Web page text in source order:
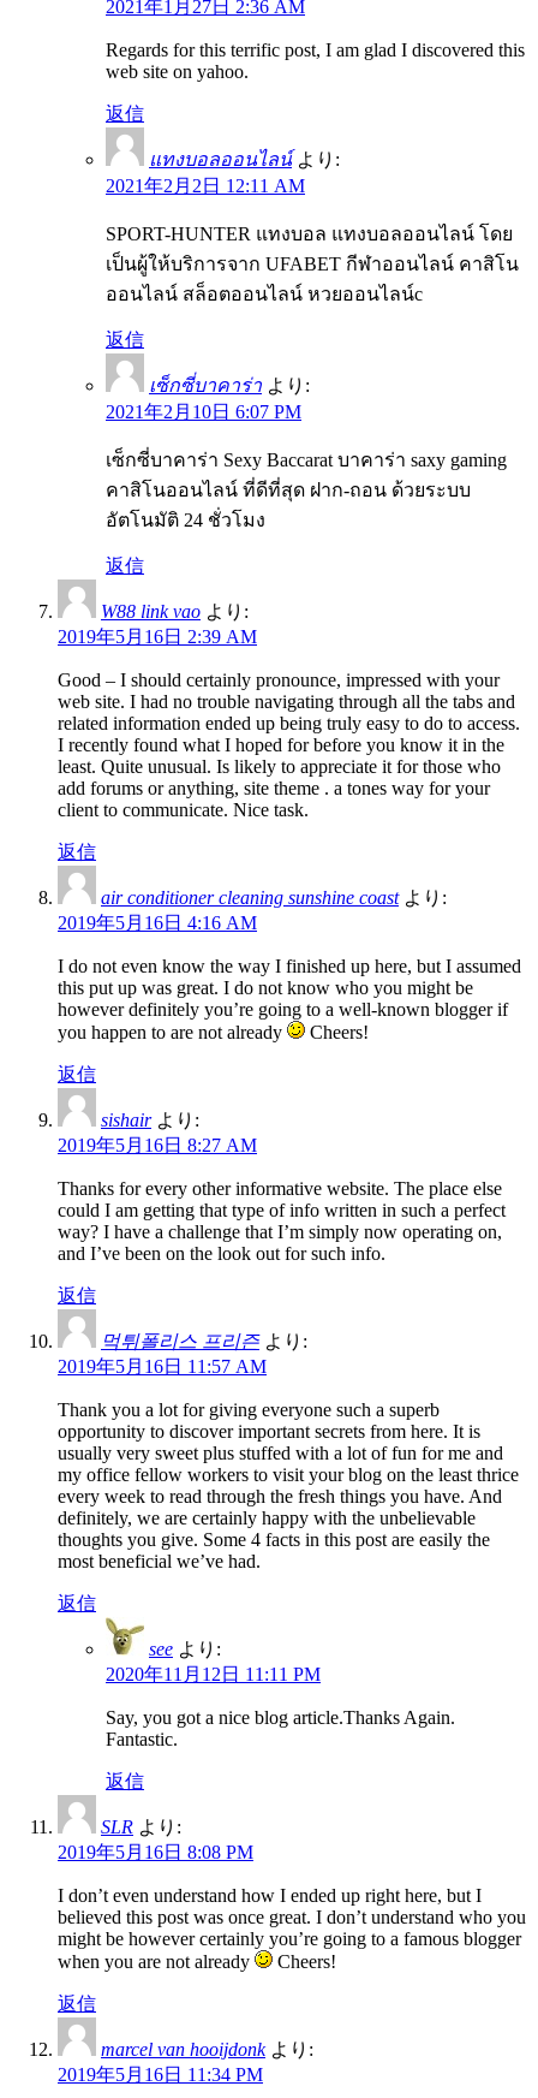
2021年1月27日 2:36 AM
Regards for this terrific post, I am glad I discovered this
web site on yahoo.
返信
แทงบอลออนไลน์ より:
2021年2月2日 12:11 AM
SPORT-HUNTER แทงบอล แทงบอลออนไลน์ โดย
เป็นผู้ให้บริการจาก UFABET กีฬาออนไลน์ คาสิโน
ออนไลน์ สล็อตออนไลน์ หวยออนไลน์c
返信
เซ็กซี่บาคาร่า より:
2021年2月10日 6:07 PM
เซ็กซี่บาคาร่า Sexy Baccarat บาคาร่า saxy gaming
คาสิโนออนไลน์ ที่ดีที่สุด ฝาก-ถอน ด้วยระบบ
อัตโนมัติ 24 ชั่วโมง
返信
W88 link vao より:
2019年5月16日 2:39 AM
Good – I should certainly pronounce, impressed with your
web site. I had no trouble navigating through all the tabs and
related information ended up being truly easy to do to access.
I recently found what I hoped for before you know it in the
least. Quite unusual. Is likely to appreciate it for those who
add forums or anything, site theme . a tones way for your
client to communicate. Nice task.
返信
air conditioner cleaning sunshine coast より:
2019年5月16日 4:16 AM
I do not even know the way I finished up here, but I assumed
this put up was great. I do not know who you might be
however definitely you’re going to a well-known blogger if
you happen to are not already
Cheers!
返信
sishair より:
2019年5月16日 8:27 AM
Thanks for every other informative website. The place else
could I am getting that type of info written in such a perfect
way? I have a challenge that I’m simply now operating on,
and I’ve been on the look out for such info.
返信
먹튀폴리스 프리즌 より:
2019年5月16日 11:57 AM
Thank you a lot for giving everyone such a superb
opportunity to discover important secrets from here. It is
usually very sweet plus stuffed with a lot of fun for me and
my office fellow workers to visit your blog on the least thrice
every week to read through the fresh things you have. And
definitely, we are certainly happy with the unbelievable
thoughts you give. Some 4 facts in this post are easily the
most beneficial we’ve had.
返信
see より:
2020年11月12日 11:11 PM
Say, you got a nice blog article.Thanks Again.
Fantastic.
返信
SLR より:
2019年5月16日 8:08 PM
I don’t even understand how I ended up right here, but I
believed this post was once great. I don’t understand who you
might be however certainly you’re going to a famous blogger
when you are not already
Cheers!
返信
marcel van hooijdonk より:
2019年5月16日 11:34 PM